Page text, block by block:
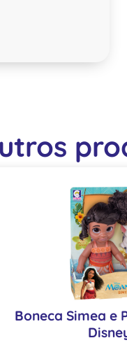
Boneca Simea e